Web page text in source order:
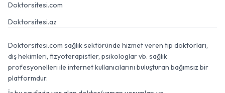
Doktorsitesi.com
Doktorsitesi.az
Doktorsitesi.com sağlık sektöründe hizmet veren tıp doktorları,
diş hekimleri, fizyoterapistler, psikologlar vb. sağlık
profesyonelleri ile internet kullanıcılarını buluşturan bağımsız bir
platformdur.